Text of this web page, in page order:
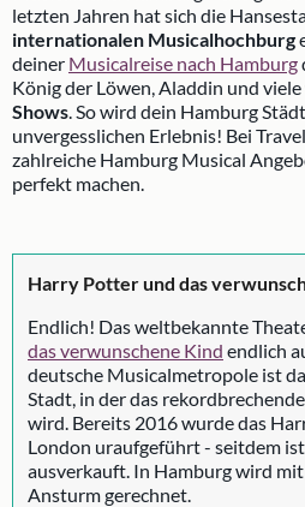
letzten Jahren hat sich die
internationalen Musicalhochburg
deiner Musicalreise nach Hamburg
König der Löwen, Aladdin und
Shows. So wird dein Hamburg
unvergesslichen Erlebnis! Bei
zahlreiche Hamburg Musical
perfekt machen.
Harry Potter und das
Endlich! Das weltbekannte
das verwunschene Kind endlich
deutsche Musicalmetropole ist
Stadt, in der das
wird. Bereits 2016 wurde das
London uraufgeführt - seitdem
ausverkauft. In Hamburg wird
Ansturm gerechnet.